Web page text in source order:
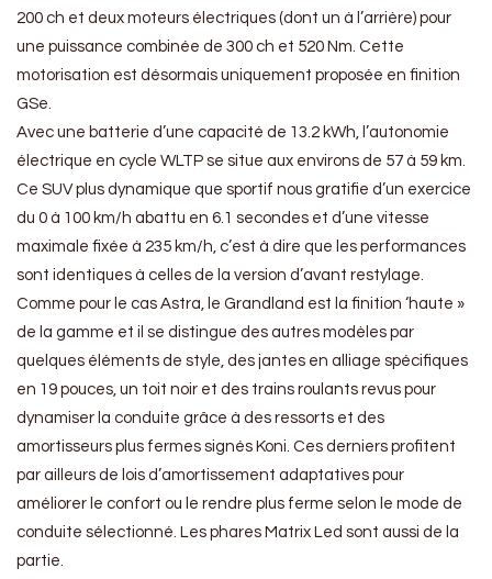
200 ch et deux moteurs électriques (dont un à l’arrière) pour
une puissance combinée de 300 ch et 520 Nm. Cette
motorisation est désormais uniquement proposée en finition
GSe.
Avec une batterie d’une capacité de 13.2 kWh, l’autonomie
électrique en cycle WLTP se situe aux environs de 57 à 59 km.
Ce SUV plus dynamique que sportif nous gratifie d’un exercice
du 0 à 100 km/h abattu en 6.1 secondes et d’une vitesse
maximale fixée à 235 km/h, c’est à dire que les performances
sont identiques à celles de la version d’avant restylage.
Comme pour le cas Astra, le Grandland est la finition ‘haute »
de la gamme et il se distingue des autres modèles par
quelques éléments de style, des jantes en alliage spécifiques
en 19 pouces, un toit noir et des trains roulants revus pour
dynamiser la conduite grâce à des ressorts et des
amortisseurs plus fermes signés Koni. Ces derniers profitent
par ailleurs de lois d’amortissement adaptatives pour
améliorer le confort ou le rendre plus ferme selon le mode de
conduite sélectionné. Les phares Matrix Led sont aussi de la
partie.